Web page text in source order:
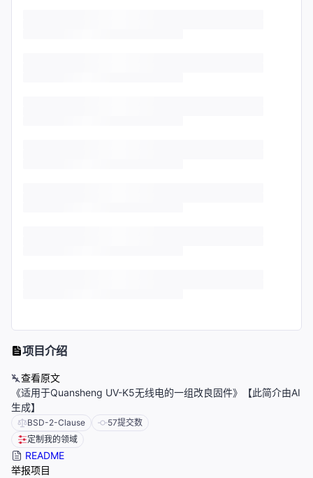
项目介绍
查看原文
《适用于Quansheng UV-K5无线电的一组改良固件》【此简介由AI
生成】
BSD-2-Clause 57提交数
定制我的领域
README
举报项目